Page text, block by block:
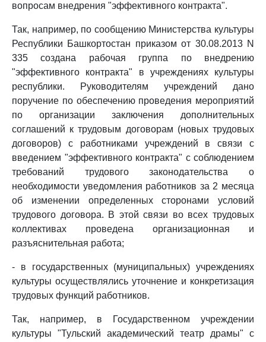
вопросам внедрения "эффективного контракта".
Так, например, по сообщению Министерства культуры
Республики Башкортостан приказом от 30.08.2013 N
335 создана рабочая группа по внедрению
"эффективного контракта" в учреждениях культуры
республики. Руководителям учреждений дано
поручение по обеспечению проведения мероприятий
по организации заключения дополнительных
соглашений к трудовым договорам (новых трудовых
договоров) с работниками учреждений в связи с
введением "эффективного контракта" с соблюдением
требований трудового законодательства о
необходимости уведомления работников за 2 месяца
об изменении определенных сторонами условий
трудового договора. В этой связи во всех трудовых
коллективах проведена организационная и
разъяснительная работа;
- в государственных (муниципальных) учреждениях
культуры осуществлялись уточнение и конкретизация
трудовых функций работников.
Так, например, в Государственном учреждении
культуры "Тульский академический театр драмы" с